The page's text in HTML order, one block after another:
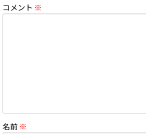
コメント ※
名前 ※